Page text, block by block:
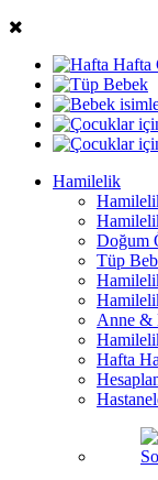
Hamilelik
Doğum
Tüp
Anne &
Hafta